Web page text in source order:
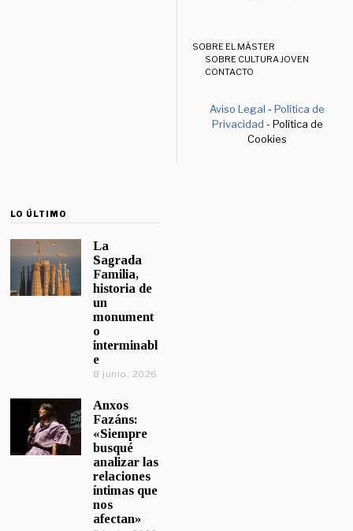
SOBRE EL MÁSTER
SOBRE CULTURA JOVEN
CONTACTO
Aviso Legal -Política de
Privacidad - Política de
Cookies
LO ÚLTIMO
La
Sagrada
Familia,
historia de
un
monument
o
interminabl
e
8 junio, 2026
Anxos
Fazáns:
«Siempre
busqué
analizar las
relaciones
íntimas que
nos
afectan»